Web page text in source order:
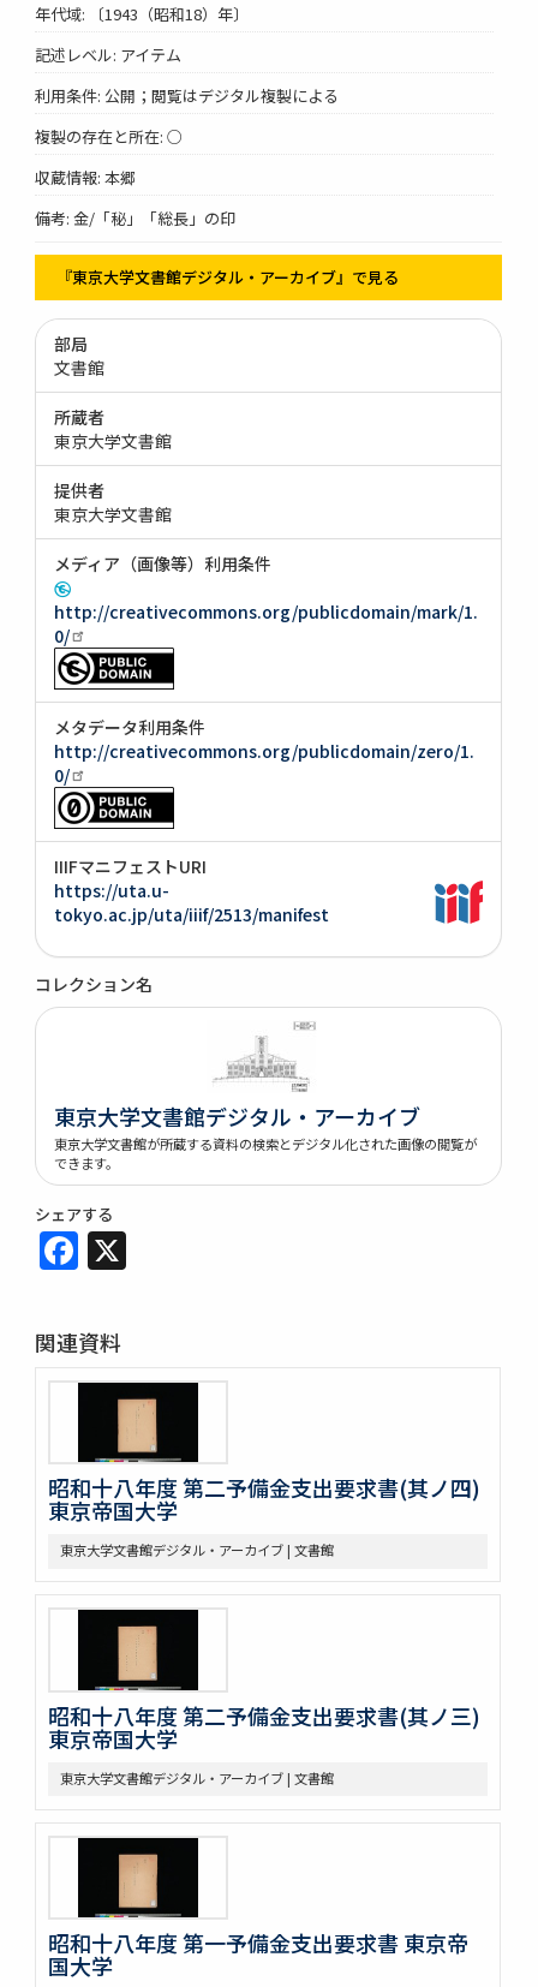
年代域: 〔1943（昭和18）年〕
記述レベル: アイテム
利用条件: 公開；閲覧はデジタル複製による
複製の存在と所在: ○
収蔵情報: 本郷
備考: 金/「秘」「総長」の印
『東京大学文書館デジタル・アーカイブ』で見る
部局
文書館
所蔵者
東京大学文書館
提供者
東京大学文書館
メディア（画像等）利用条件
http://creativecommons.org/publicdomain/mark/1.
0/
メタデータ利用条件
http://creativecommons.org/publicdomain/zero/1.
0/
IIIFマニフェストURI
https://uta.u-
tokyo.ac.jp/uta/iiif/2513/manifest
コレクション名
東京大学文書館デジタル・アーカイブ
東京大学文書館が所蔵する資料の検索とデジタル化された画像の閲覧が
できます。
シェアする
Facebook
関連資料
昭和十八年度 第二予備金支出要求書(其ノ四)
東京帝国大学
東京大学文書館デジタル・アーカイブ | 文書館
昭和十八年度 第二予備金支出要求書(其ノ三)
東京帝国大学
東京大学文書館デジタル・アーカイブ | 文書館
昭和十八年度 第一予備金支出要求書 東京帝
国大学